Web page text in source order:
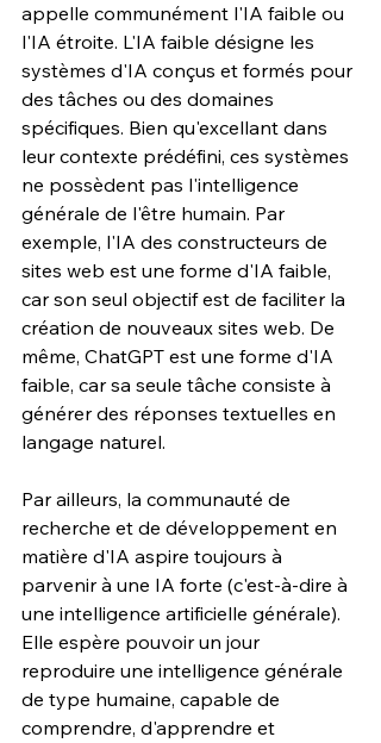
appelle communément l'IA faible ou
l'IA étroite. L'IA faible désigne les
systèmes d'IA conçus et formés pour
des tâches ou des domaines
spécifiques. Bien qu'excellant dans
leur contexte prédéfini, ces systèmes
ne possèdent pas l'intelligence
générale de l'être humain. Par
exemple, l'IA des constructeurs de
sites web est une forme d'IA faible,
car son seul objectif est de faciliter la
création de nouveaux sites web. De
même, ChatGPT est une forme d'IA
faible, car sa seule tâche consiste à
générer des réponses textuelles en
langage naturel.
Par ailleurs, la communauté de
recherche et de développement en
matière d'IA aspire toujours à
parvenir à une IA forte (c'est-à-dire à
une intelligence artificielle générale).
Elle espère pouvoir un jour
reproduire une intelligence générale
de type humaine, capable de
comprendre, d'apprendre et